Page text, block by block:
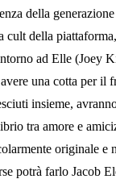
della
cult della
ad Elle (Joey
una cotta per il
insieme,
tra amore e
originale e
potrà farlo Jacob